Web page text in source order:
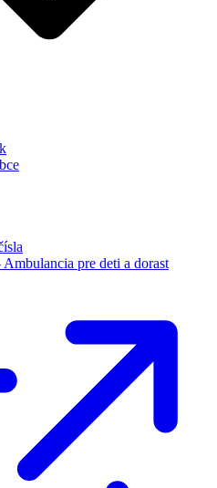
pre deti a dorast